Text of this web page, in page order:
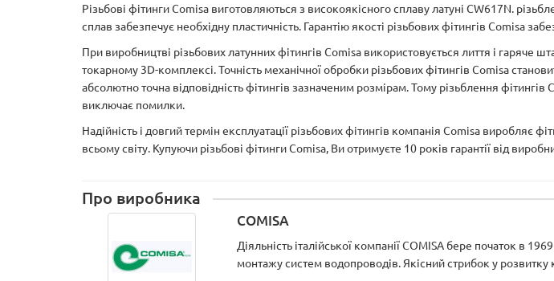
Різьбові фітинги Comisa виготовляються з високоякісного сплаву латуні CW617N.
сплав забезпечує необхідну пластичність. Гарантію якості різьбових фітингів Comisa
При виробництві різьбових латунних фітингів Comisa використовується лиття і
токарному 3D-комплексі. Точність механічної обробки різьбових фітингів Comisa
абсолютно точна відповідність фітингів зазначеним розмірам. Тому різьблення
виключає помилки.
Надійність і довгий термін експлуатації різьбових фітингів компанія Comisa виробляє
всьому світу. Купуючи різьбові фітинги Comisa, Ви отримуєте 10 років гарантії від
Про виробника
COMISA
Діяльність італійської компанії COMISA бере початок в
монтажу систем водопроводів. Якісний стрибок у розвитку